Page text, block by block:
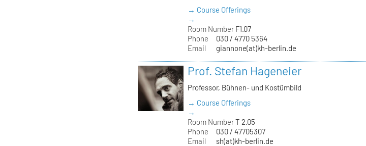
→ Course Offerings
→
Room Number F1.07
Phone
030 / 4770 5364
Email
giannone(at)kh-berlin.de
Prof. Stefan Hageneier
Professor, Bühnen- und Kostümbild
→ Course Offerings
→
Room NumberT 2.05
Phone
030 / 47705307
Email
sh(at)kh-berlin.de